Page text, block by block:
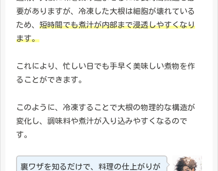
要がありますが、冷凍した大根は細胞が壊れている
ため、 短時間でも煮汁が内部まで浸透しやすくなり
ます。
これにより、忙しい日でも手早く美味しい煮物を作
ることができます。
このように、冷凍することで大根の物理的な構造が
変化し、調味料や煮汁が入り込みやすくなるので
す。
裏ワザを知るだけで、料理の仕上がりが